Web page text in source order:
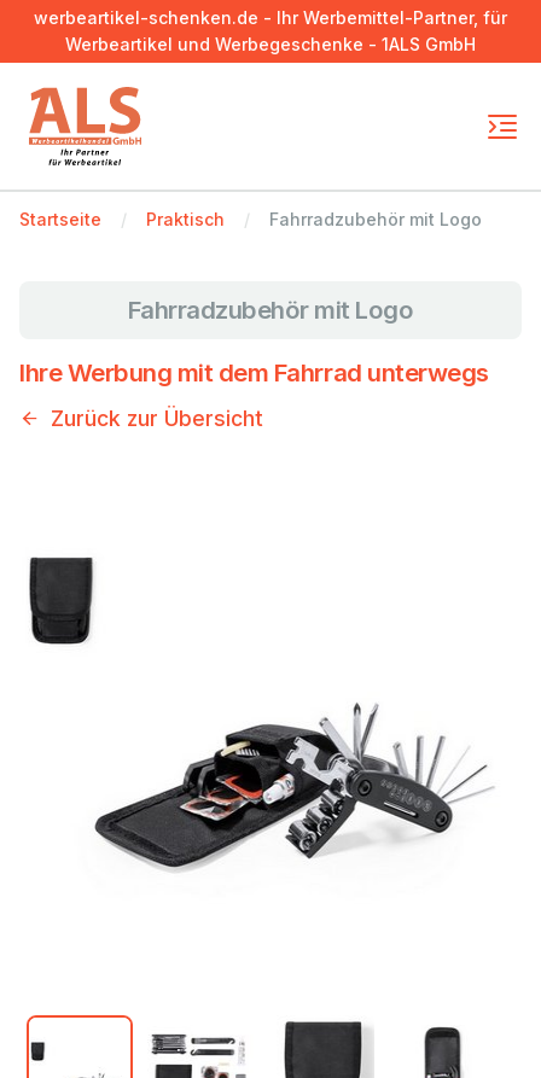
werbeartikel-schenken.de - Ihr Werbemittel-Partner, für
Werbeartikel und Werbegeschenke - 1ALS GmbH
Startseite Praktisch Fahrradzubehör mit Logo
Fahrradzubehör mit Logo
Ihre Werbung mit dem Fahrrad unterwegs
Zurück zur Übersicht